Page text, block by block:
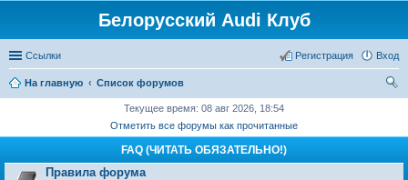
Белорусский Audi Клуб
Ссылки Вход
Регистрация
На главную
Список форумов
Текущее время: 08 авг 2026, 18:54
Отметить все форумы как прочитанные
FAQ (ЧИТАТЬ ОБЯЗАТЕЛЬНО!)
Правила форума